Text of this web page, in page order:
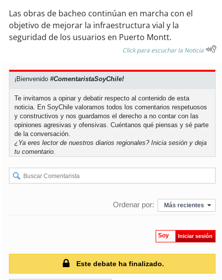
soyconcepción
soycoronel
soy valdivia
soyosorno
soypuertomontt
soychiloé
Las obras de bacheo continúan en marcha con el
objetivo de mejorar la infraestructura vial y la
seguridad de los usuarios en Puerto Montt.
Click para escuchar la Noticia
¡Bienvenido#ComentaristaSoyChile!
Te invitamos a opinar y debatir respecto al contenido de esta
noticia. En SoyChile valoramos todos los comentarios respetuosos
y constructivos y nos guardamos el derecho a no contar con las
opiniones agresivas y ofensivas. Cuéntanos qué piensas y sé parte
de la conversación.
¿Ya eres lector de nuestros diarios regionales?Inicia sesión y deja
tu comentario.
Ordenar por: Más recientes
Soy Iniciar sesión
Este debate ha finalizado.